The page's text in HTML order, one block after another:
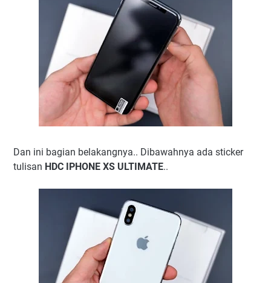
Dan ini bagian belakangnya.. Dibawahnya ada sticker
tulisan HDC IPHONE XS ULTIMATE..